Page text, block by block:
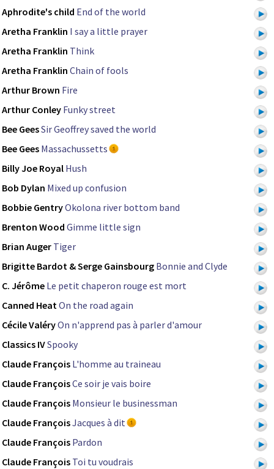
Aphrodite's child End of the world
Aretha Franklin I say a little prayer
Aretha Franklin Think
Aretha Franklin Chain of fools
Arthur Brown Fire
Arthur Conley Funky street
Bee GeesSir Geoffrey saved the world
Bee Gees Massachussetts
Billy Joe Royal Hush
Bob Dylan Mixed up confusion
Bobbie GentryOkolona river bottom band
Brenton Wood Gimme little sign
Brian Auger Tiger
Brigitte Bardot & Serge Gainsbourg Bonnie and Clyde
C. Jérôme Le petit chaperon rouge est mort
Canned HeatOn the road again
Cécile ValéryOn n'apprend pas à parler d'amour
Classics IVSpooky
Claude François L'homme au traineau
Claude FrançoisCe soir je vais boire
Claude François Monsieur le businessman
Claude FrançoisJacques à dit
Claude François Pardon
Claude François Toi tu voudrais